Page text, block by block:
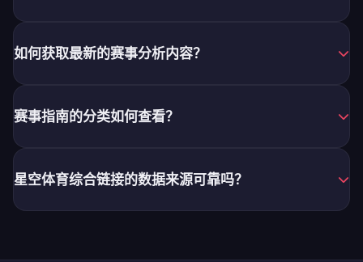
如何获取最新的赛事分析内容？
赛事指南的分类如何查看？
星空体育综合链接的数据来源可靠吗？